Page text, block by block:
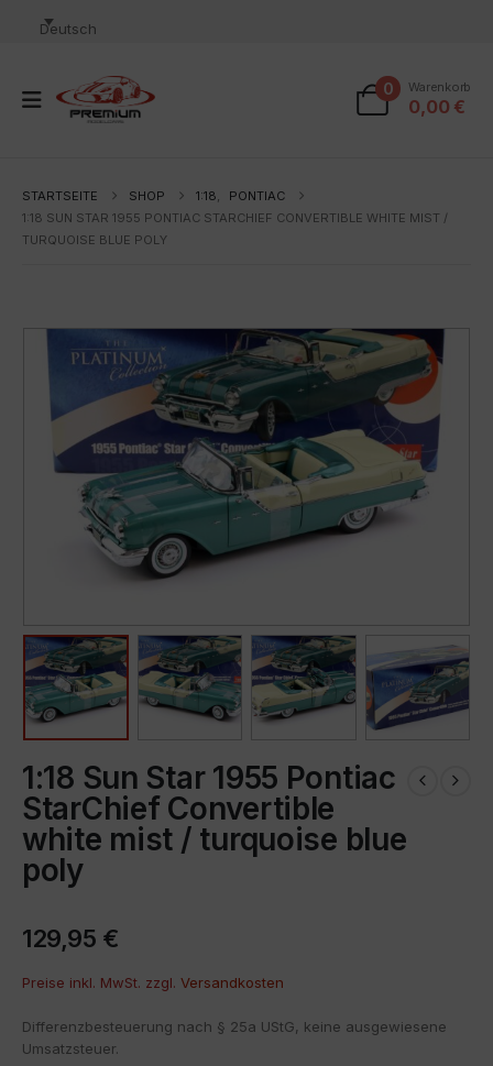
Deutsch
0 Warenkorb
0,00 €
STARTSEITE SHOP 1:18,
PONTIAC
1:18 SUN STAR 1955 PONTIAC STARCHIEF CONVERTIBLE WHITE MIST /
TURQUOISE BLUE POLY
1:18 Sun Star 1955 Pontiac
StarChief Convertible
white mist / turquoise blue
poly
129,95 €
Preise inkl. MwSt. zzgl. Versandkosten
Differenzbesteuerung nach § 25a UStG, keine ausgewiesene
Umsatzsteuer.